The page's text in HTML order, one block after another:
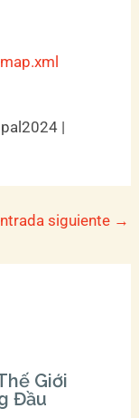
|
siguiente →
Giới
Đầu